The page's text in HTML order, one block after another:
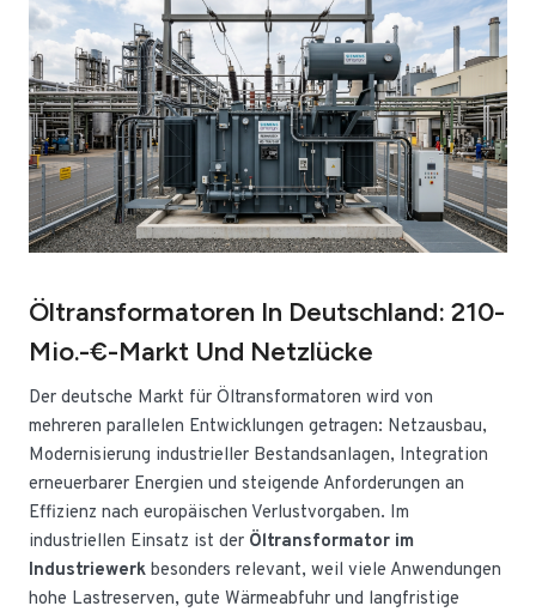
Öltransformatoren In Deutschland: 210-
Mio.-€-Markt Und Netzlücke
Der deutsche Markt für Öltransformatoren wird von
mehreren parallelen Entwicklungen getragen: Netzausbau,
Modernisierung industrieller Bestandsanlagen, Integration
erneuerbarer Energien und steigende Anforderungen an
Effizienz nach europäischen Verlustvorgaben. Im
industriellen Einsatz ist der Öltransformator im
Industriewerk besonders relevant, weil viele Anwendungen
hohe Lastreserven, gute Wärmeabfuhr und langfristige